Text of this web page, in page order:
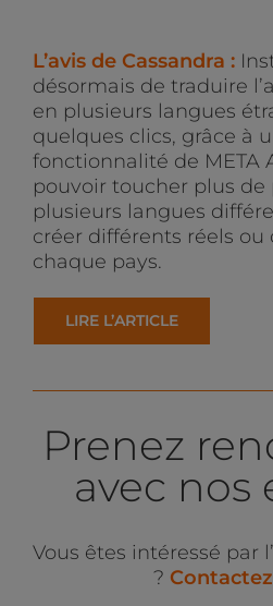
L’avis de Cassandra :
désormais de traduire
en plusieurs langues
quelques clics, grâce à
fonctionnalité de META
pouvoir toucher plus de
plusieurs langues
créer différents réels ou
chaque pays.
LIRE L’ARTICLE
Prenez
avec nos
Vous êtes intéressé par
? C